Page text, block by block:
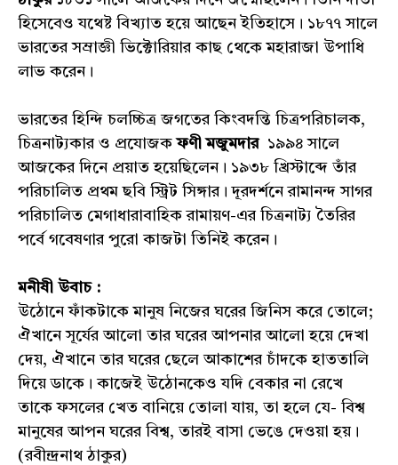
হিসেবেও যথেষ্ট বিখ্যাত হয়ে আছেন ইতিহাসে। ১৮৭৭ সালে
ভারতের সম্রাজ্ঞী ভিক্টোরিয়ার কাছ থেকে মহারাজা উপাধি
লাভ করেন।
ভারতের হিন্দি চলচ্চিত্র জগতের কিংবদন্তি চিত্রপরিচালক,
চিত্রনাট্যকার ও প্রযোজকফণী মজুমদার ১৯৯৪ সালে
আজকের দিনে প্রয়াত হয়েছিলেন। ১৯৩৮ খ্রিস্টাব্দে তাঁর
পরিচালিত প্রথম ছবি স্ট্রিট সিঙ্গার। দূরদর্শনে রামানন্দ সাগর
পরিচালিত মেগাধারাবাহিক রামায়ণ-এর চিত্রনাট্য তৈরির
পর্বে গবেষণার পুরো কাজটা তিনিই করেন।
মনীষী উবাচ :
উঠোনে ফাঁকটাকে মানুষ নিজের ঘরের জিনিস করে তোলে;
ঐখানে সূর্যের আলো তার ঘরের আপনার আলো হয়ে দেখা
দেয়, ঐখানে তার ঘরের ছেলে আকাশের চাঁদকে হাততালি
দিয়ে ডাকে। কাজেই উঠোনকেও যদি বেকার না রেখে
তাকে ফসলের খেত বানিয়ে তোলা যায়, তা হলে যে- বিশ্ব
মানুষের আপন ঘরের বিশ্ব, তারই বাসা ভেঙে দেওয়া হয়।
(রবীন্দ্রনাথ ঠাকুর)